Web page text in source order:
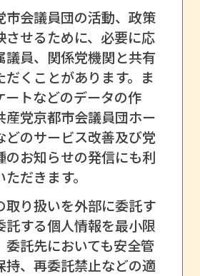
市会議員団の活動、政策
させるために、必要に応
議員、関係党機関と共有
だくことがあります。ま
ートなどのデータの作
産党京都市会議員団ホー
どのサービス改善及び党
のお知らせの発信にも利
だきます。
取り扱いを外部に委託す
託する個人情報を最小限
委託先においても安全管
持、再委託禁止などの適